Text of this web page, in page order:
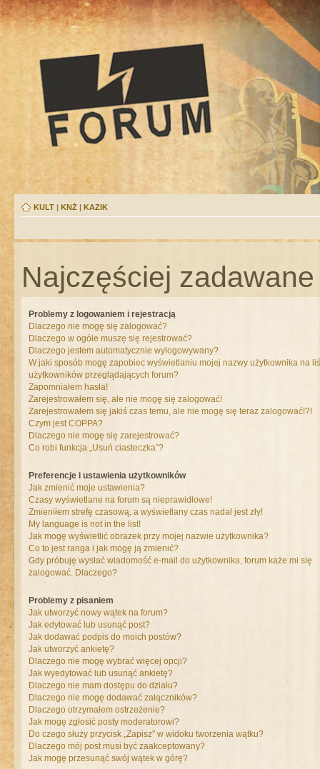
KULT | KNŻ | KAZIK
Najczęściej
Problemy z logowaniem i rejestracją
Dlaczego nie mogę się zalogować?
Dlaczego w ogóle muszę się rejestrować?
Dlaczego jestem automatycznie wylogowywany?
W jaki sposób mogę zapobiec wyświetlaniu mojej nazwy użytkownika na
użytkowników przeglądających forum?
Zapomniałem hasła!
Zarejestrowałem się, ale nie mogę się zalogować!
Zarejestrowałem się jakiś czas temu, ale nie mogę się teraz zalogować!?!
Czym jest COPPA?
Dlaczego nie mogę się zarejestrować?
Co robi funkcja „Usuń ciasteczka”?
Preferencje i ustawienia użytkowników
Jak zmienić moje ustawienia?
Czasy wyświetlane na forum są nieprawidłowe!
Zmieniłem strefę czasową, a wyświetlany czas nadal jest zły!
My language is not in the list!
Jak mogę wyświetlić obrazek przy mojej nazwie użytkownika?
Co to jest ranga i jak mogę ją zmienić?
Gdy próbuję wysłać wiadomość e-mail do użytkownika, forum każe mi się
zalogować. Dlaczego?
Problemy z pisaniem
Jak utworzyć nowy wątek na forum?
Jak edytować lub usunąć post?
Jak dodawać podpis do moich postów?
Jak utworzyć ankietę?
Dlaczego nie mogę wybrać więcej opcji?
Jak wyedytować lub usunąć ankietę?
Dlaczego nie mam dostępu do działu?
Dlaczego nie mogę dodawać załączników?
Dlaczego otrzymałem ostrzeżenie?
Jak mogę zgłosić posty moderatorowi?
Do czego służy przycisk „Zapisz” w widoku tworzenia wątku?
Dlaczego mój post musi być zaakceptowany?
Jak mogę przesunąć swój wątek w górę?